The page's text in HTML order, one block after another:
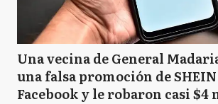
Una vecina de General
una falsa promoción de
Facebook y le robaron casi $4